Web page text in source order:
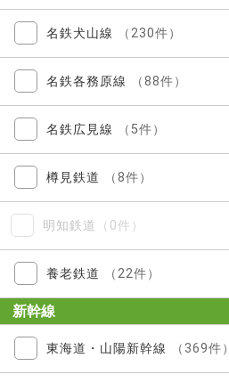
名鉄犬山線 （230件）
名鉄各務原線 （88件）
名鉄広見線 （5件）
樽見鉄道 （8件）
明知鉄道 （0件）
養老鉄道 （22件）
新幹線
東海道・山陽新幹線 （369件）